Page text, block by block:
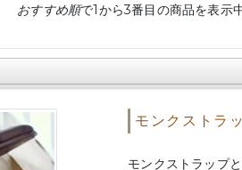
おすすめ順で1から3番目の商品を表示
モンクストラ
モンクストラップ